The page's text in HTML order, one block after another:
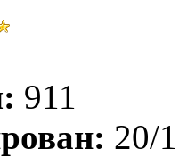
911
20/